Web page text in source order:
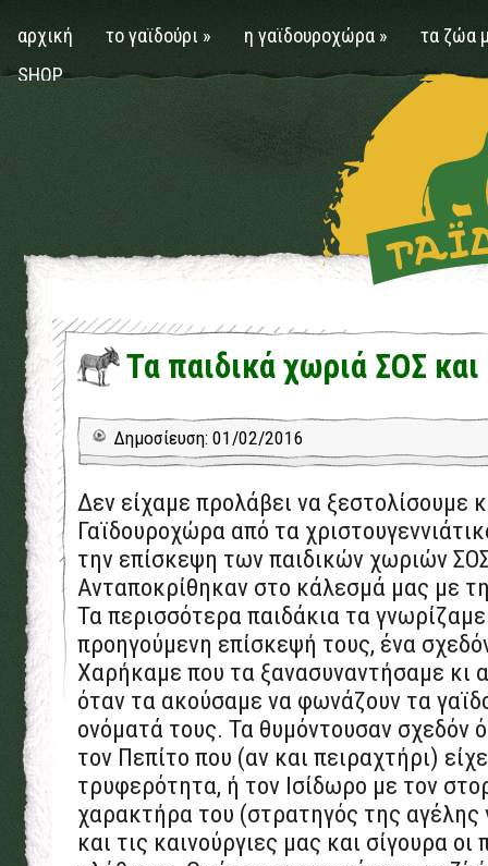
αρχική το γαϊδούρι » η γαϊδουροχώρα »
τα ζώα
SHOP
Τα παιδικά χωριά ΣΟΣ
Δημοσίευση: 01/02/2016
Δεν είχαμε προλάβει να ξεστολίσουμε
Γαϊδουροχώρα από τα
την επίσκεψη των παιδικών χωριών
Ανταποκρίθηκαν στο κάλεσμά μας με
Τα περισσότερα παιδάκια τα
προηγούμενη επίσκεψή τους, ένα
Χαρήκαμε που τα ξανασυναντήσαμε κι
όταν τα ακούσαμε να φωνάζουν τα
ονόματά τους. Τα θυμόντουσαν σχεδόν
τον Πεπίτο που (αν και πειραχτήρι)
τρυφερότητα, ή τον Ισίδωρο με τον
χαρακτήρα του (στρατηγός της
και τις καινούργιες μας και σίγουρα οι